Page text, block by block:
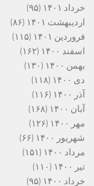
خرداد ۱۴۰۱
(۹۵)
اردیبهشت ۱۴۰۱
(۸۶)
فروردین ۱۴۰۱
(۱۱۵)
اسفند ۱۴۰۰
(۱۶۲)
بهمن ۱۴۰۰
(۱۳۰)
دی ۱۴۰۰
(۱۱۸)
آذر ۱۴۰۰
(۱۱۶)
آبان ۱۴۰۰
(۱۶۸)
مهر ۱۴۰۰
(۱۲۶)
شهریور ۱۴۰۰
(۶۶)
مرداد ۱۴۰۰
(۱۵۱)
تیر ۱۴۰۰
(۱۱۰)
خرداد ۱۴۰۰
(۹۵)